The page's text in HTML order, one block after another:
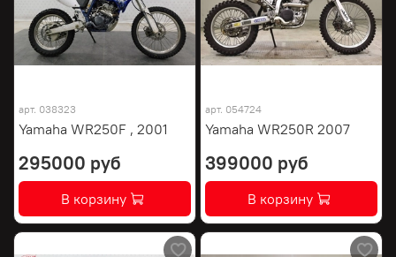
арт. 038323
Yamaha WR250F , 2001
295000 руб
В корзину
арт. 054724
Yamaha WR250R 2007
399000 руб
В корзину